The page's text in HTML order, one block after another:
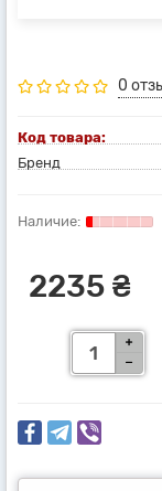
0
Код товара:
Бренд
2235 ₴